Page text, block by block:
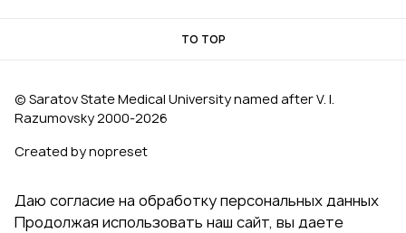
TO TOP
© Saratov State Medical University named after V. I.
Razumovsky 2000‑2026
Created by nopreset
Даю согласие на обработку персональных данных
Продолжая использовать наш сайт, вы даете